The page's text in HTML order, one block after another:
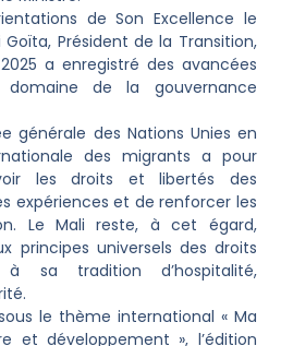
de Son Excellence le
Goïta, Président de la Transition,
a enregistré des avancées
de la gouvernance
générale des Nations Unies en
des migrants a pour
les droits et libertés des
expériences et de renforcer les
Le Mali reste, à cet égard,
principes universels des droits
sa tradition d’hospitalité,
le thème international « Ma
et développement », l’édition